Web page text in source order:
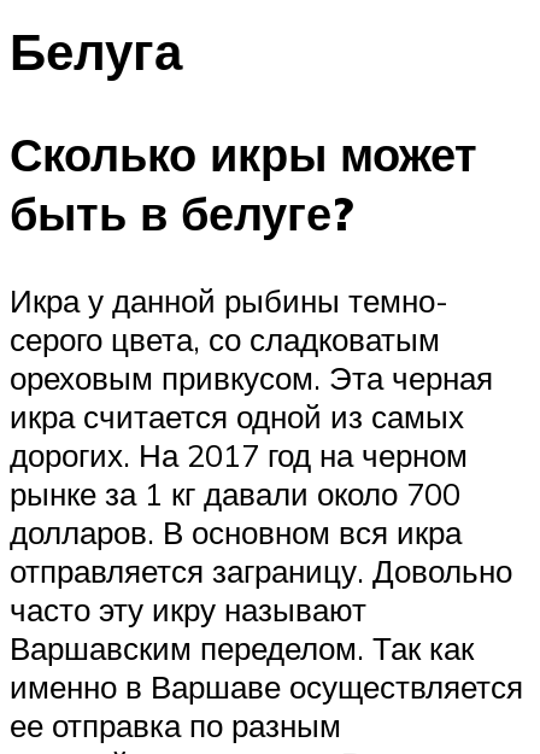
Белуга
Сколько икры может
быть в белуге?
Икра у данной рыбины темно-
серого цвета, со сладковатым
ореховым привкусом. Эта черная
икра считается одной из самых
дорогих. На 2017 год на черном
рынке за 1 кг давали около 700
долларов. В основном вся икра
отправляется заграницу. Довольно
часто эту икру называют
Варшавским переделом. Так как
именно в Варшаве осуществляется
ее отправка по разным